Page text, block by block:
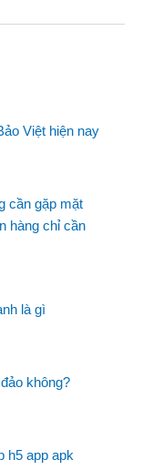
Việt hiện nay
cần gặp mặt
hàng chỉ cần
là gì
không?
h5 app apk